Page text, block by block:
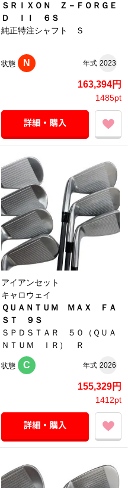
ＳＲＩＸＯＮ Ｚ－ＦＯＲＧＥ
Ｄ ＩＩ ６Ｓ
純正特注シャフト Ｓ
状態 N 年式 2023
163,394円
1485pt
アイアンセット
キャロウェイ
ＱＵＡＮＴＵＭ ＭＡＸ ＦＡ
ＳＴ ９Ｓ
ＳＰＤＳＴＡＲ ５０（ＱＵＡ
ＮＴＵＭ ＩＲ） Ｒ
状態 C 年式 2026
155,329円
1412pt